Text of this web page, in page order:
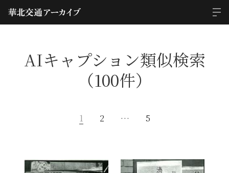
AIキャプション類似検索
（100件）
1 2 … 5